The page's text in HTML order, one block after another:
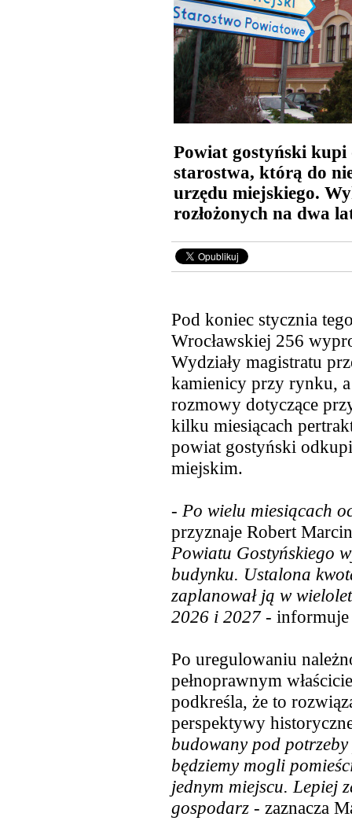
Powiat gostyński kupi
starostwa, którą do
urzędu miejskiego.
rozłożonych na dwa
Pod koniec stycznia
Wrocławskiej 256
Wydziały magistratu
kamienicy przy rynku,
rozmowy dotyczące
kilku miesiącach
powiat gostyński
miejskim.
- Po wielu miesiącach
przyznaje Robert
Powiatu Gostyńskiego
budynku. Ustalona
zaplanował ją w
2026 i 2027- informuje
Po uregulowaniu
pełnoprawnym
podkreśla, że to
perspektywy
budowany pod
będziemy mogli
jednym miejscu. Lepiej
gospodarz - zaznacza